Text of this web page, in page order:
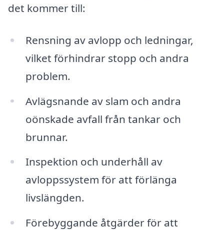
det kommer till:
Rensning av avlopp och ledningar,
vilket förhindrar stopp och andra
problem.
Avlägsnande av slam och andra
oönskade avfall från tankar och
brunnar.
Inspektion och underhåll av
avloppssystem för att förlänga
livslängden.
Förebyggande åtgärder för att